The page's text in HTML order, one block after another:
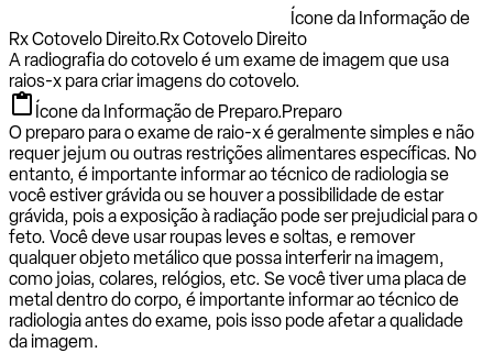
Ícone da Informação de
Rx Cotovelo Direito.Rx Cotovelo Direito
A radiografia do cotovelo é um exame de imagem que usa
raios-x para criar imagens do cotovelo.
Ícone da Informação de Preparo.Preparo
O preparo para o exame de raio-x é geralmente simples e não
requer jejum ou outras restrições alimentares específicas. No
entanto, é importante informar ao técnico de radiologia se
você estiver grávida ou se houver a possibilidade de estar
grávida, pois a exposição à radiação pode ser prejudicial para o
feto. Você deve usar roupas leves e soltas, e remover
qualquer objeto metálico que possa interferir na imagem,
como joias, colares, relógios, etc. Se você tiver uma placa de
metal dentro do corpo, é importante informar ao técnico de
radiologia antes do exame, pois isso pode afetar a qualidade
da imagem.